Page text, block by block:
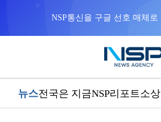
NSP통신을 구글 선호 매체로
뉴스전국은 지금NSP리포트소